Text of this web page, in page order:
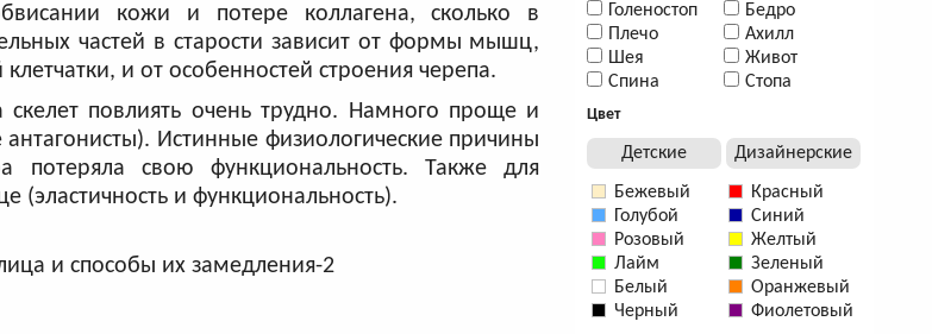
кожи и потере коллагена, сколько в
частей в старости зависит от формы мышц,
и от особенностей строения черепа.
повлиять очень трудно. Намного проще и
Истинные физиологические причины
потеряла свою функциональность. Также для
(эластичность и функциональность).
Голеностоп
Плечо
Шея
Спина
Бедро
Ахилл
Живот
Стопа
Цвет
Детские Дизайнерские
Бежевый
Голубой
Розовый
Лайм
Белый
Черный
Красный
Синий
Желтый
Зеленый
Оранжевый
Фиолетовый